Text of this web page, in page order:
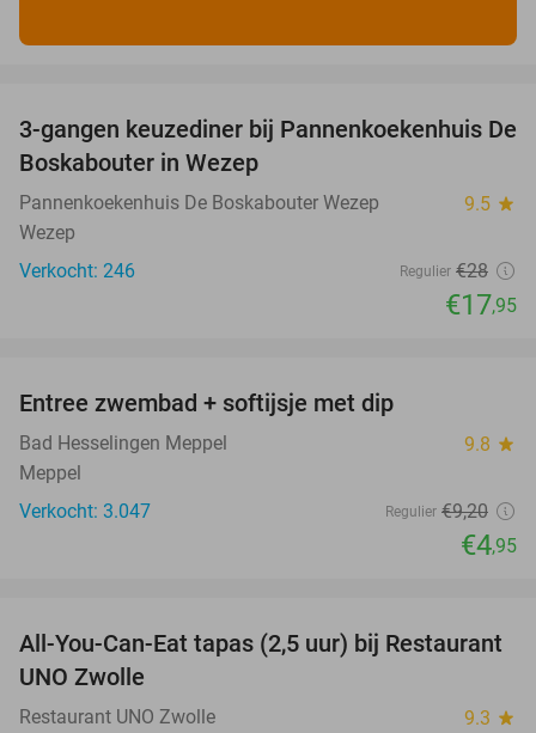
36%
3-gangen keuzediner bij Pannenkoekenhuis De
Boskabouter in Wezep
Pannenkoekenhuis De Boskabouter Wezep 9.5 star
Wezep
Verkocht: 246
Regulier €28
€17,95
Entree zwembad + softijsje met dip
Bad Hesselingen Meppel 9.8 star
Meppel
Verkocht: 3.047
Regulier €9,20
€4,95
21%
All-You-Can-Eat tapas (2,5 uur) bij Restaurant
UNO Zwolle
Restaurant UNO Zwolle 9.3 star